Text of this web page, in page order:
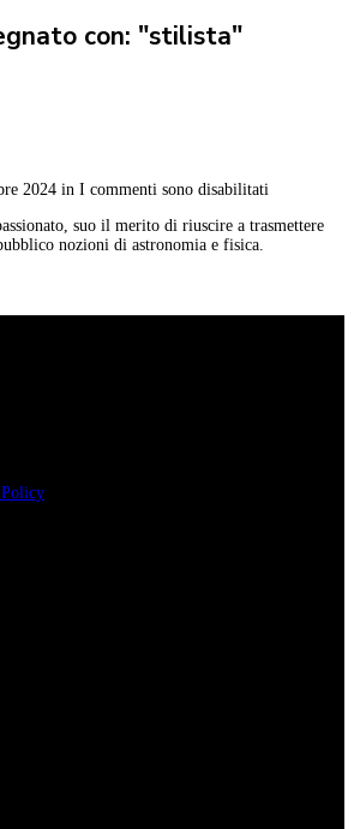
con: "stilista"
2024 in I commenti sono disabilitati
suo il merito di riuscire a trasmettere
nozioni di astronomia e fisica.